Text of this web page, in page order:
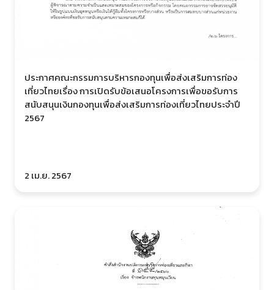
ประกาศคณะกรรมการบริหารกองทุนเพื่อส่งเสริมการท่อง
เที่ยวไทยเรื่อง การเปิดรับข้อเสนอโครงการเพื่อขอรับการ
สนับสนุนเงินกองทุนเพื่อส่งเสริมการท่องเที่ยวไทยประจำปี
2567
2 เม.ย. 2567